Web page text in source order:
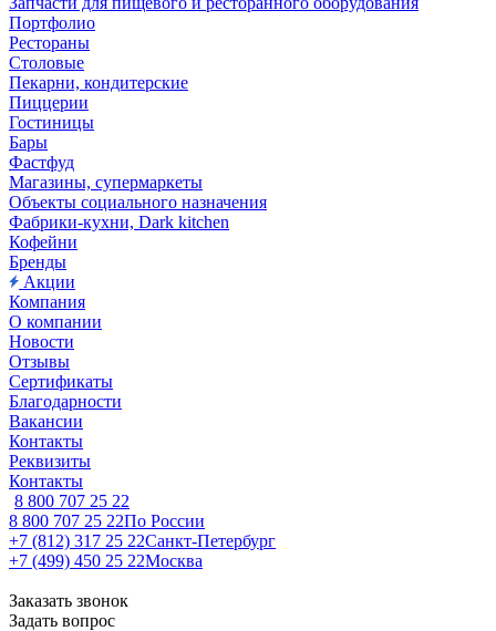
Портфолио
Рестораны
Столовые
Пекарни, кондитерские
Пиццерии
Гостиницы
Бары
Фастфуд
Магазины, супермаркеты
Объекты социального назначения
Фабрики-кухни, Dark kitchen
Кофейни
Бренды
Акции
Компания
О компании
Новости
Отзывы
Сертификаты
Благодарности
Вакансии
Контакты
Реквизиты
Контакты
8 800 707 25 22
8 800 707 25 22По России
+7 (812) 317 25 22Санкт-Петербург
+7 (499) 450 25 22Москва
Заказать звонок
Задать вопрос